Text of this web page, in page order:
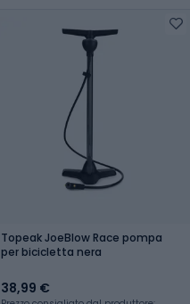
Topeak JoeBlow Race pompa
per bicicletta nera
38,99 €